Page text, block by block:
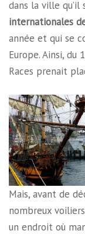
dans la ville qu’il
internationales
année et qui se
Europe. Ainsi, du
Races prenait
Mais, avant de
nombreux
un endroit où